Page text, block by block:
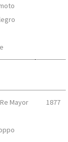
Mayor
1877